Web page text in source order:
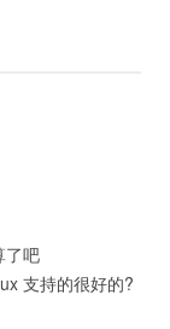
了吧
支持的很好的?